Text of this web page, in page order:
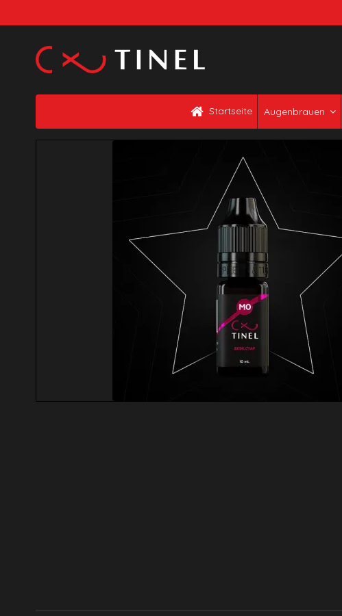
Startseite Augenbrauen